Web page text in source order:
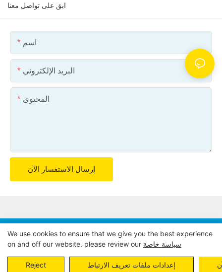
ابق على تواصل معنا
اسم
البريد الإلكتروني
المحتوى
إرسال الاستفسار الآن
INC. |
خريطة الموقع Pريفاسي Pأوليسي
We use cookies to ensure that we give you the best experience
on and off our website. please review our سياسة خاصة
Reject إعدادات ملفات تعريف الارتباط